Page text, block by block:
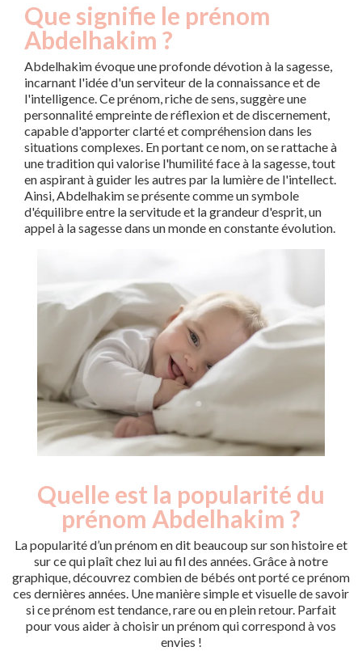
Que signifie le prénom
Abdelhakim ?
Abdelhakim évoque une profonde dévotion à la sagesse,
incarnant l'idée d'un serviteur de la connaissance et de
l'intelligence. Ce prénom, riche de sens, suggère une
personnalité empreinte de réflexion et de discernement,
capable d'apporter clarté et compréhension dans les
situations complexes. En portant ce nom, on se rattache à
une tradition qui valorise l'humilité face à la sagesse, tout
en aspirant à guider les autres par la lumière de l'intellect.
Ainsi, Abdelhakim se présente comme un symbole
d'équilibre entre la servitude et la grandeur d'esprit, un
appel à la sagesse dans un monde en constante évolution.
Quelle est la popularité du
prénom Abdelhakim ?
La popularité d’un prénom en dit beaucoup sur son histoire et
sur ce qui plaît chez lui au fil des années. Grâce à notre
graphique, découvrez combien de bébés ont porté ce prénom
ces dernières années. Une manière simple et visuelle de savoir
si ce prénom est tendance, rare ou en plein retour. Parfait
pour vous aider à choisir un prénom qui correspond à vos
envies !
Année
Nouveaux-
nés
20
2010
25
2011
20
2012
15
2013
20
2014
15
2015
20